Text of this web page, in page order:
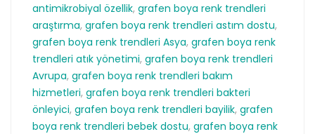
antimikrobiyal özellik, grafen boya renk trendleri
araştırma, grafen boya renk trendleri astım dostu,
grafen boya renk trendleri Asya, grafen boya renk
trendleri atık yönetimi, grafen boya renk trendleri
Avrupa, grafen boya renk trendleri bakım
hizmetleri, grafen boya renk trendleri bakteri
önleyici, grafen boya renk trendleri bayilik, grafen
boya renk trendleri bebek dostu, grafen boya renk